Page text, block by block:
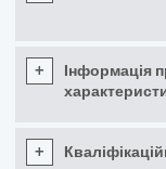
+
Інформація
+